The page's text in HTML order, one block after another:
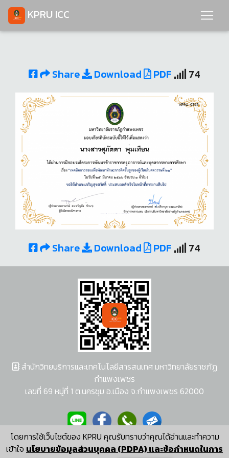
KPRU ICC
Share Download PDF 74
Share Download PDF 74
โดยการใช้เว็บไซต์ของ KPRU คุณรับทราบว่าคุณได้อ่านและทำความ
เข้าใจ นโยบายข้อมูลส่วนบุคคล (PDPA) และข้อกำหนดในการ
สำนักวิทยบริการและเทคโนโลยีสารสนเทศ มหาวิทยาลัยราชภัฏ
กำแพงเพชร
เลขที่ 69 หมู่ที่ 1 ต.นครชุม อ.เมือง จ.กำแพงเพชร 62000
ผู้พัฒนาระบบ อนุชา พวงผกา